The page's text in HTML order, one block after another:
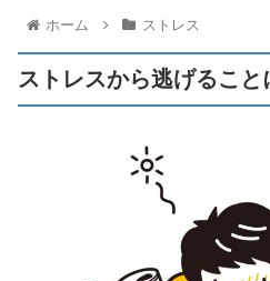
ホーム ストレス
ストレスから逃げること